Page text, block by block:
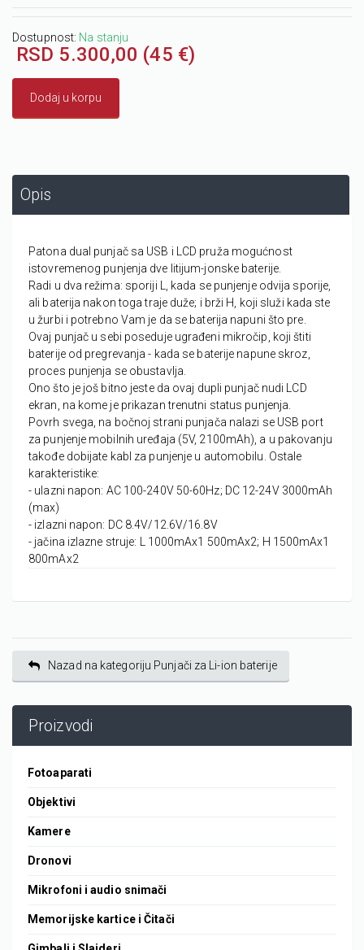
Dostupnost: Na stanju
RSD 5.300,00 (45 €)
Dodaj u korpu
Opis
Patona dual punjač sa USB i LCD pruža mogućnost
istovremenog punjenja dve litijum-jonske baterije.
Radi u dva režima: sporiji L, kada se punjenje odvija sporije,
ali baterija nakon toga traje duže; i brži H, koji služi kada ste
u žurbi i potrebno Vam je da se baterija napuni što pre.
Ovaj punjač u sebi poseduje ugrađeni mikročip, koji štiti
baterije od pregrevanja - kada se baterije napune skroz,
proces punjenja se obustavlja.
Ono što je još bitno jeste da ovaj dupli punjač nudi LCD
ekran, na kome je prikazan trenutni status punjenja.
Povrh svega, na bočnoj strani punjača nalazi se USB port
za punjenje mobilnih uređaja (5V, 2100mAh), a u pakovanju
takođe dobijate kabl za punjenje u automobilu. Ostale
karakteristike:
- ulazni napon: AC 100-240V 50-60Hz; DC 12-24V 3000mAh
(max)
- izlazni napon: DC 8.4V/12.6V/16.8V
- jačina izlazne struje: L 1000mAx1 500mAx2; H 1500mAx1
800mAx2
Nazad na kategoriju Punjači za Li-ion baterije
Proizvodi
Fotoaparati
Objektivi
Kamere
Dronovi
Mikrofoni i audio snimači
Memorijske kartice i Čitači